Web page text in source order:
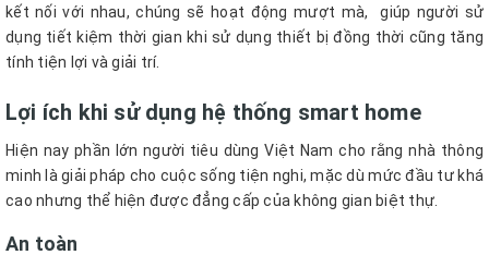
kết nối với nhau, chúng sẽ hoạt động mượt mà, giúp người sử
dụng tiết kiệm thời gian khi sử dụng thiết bị đồng thời cũng tăng
tính tiện lợi và giải trí.
Lợi ích khi sử dụng hệ thống smart home
Hiện nay phần lớn người tiêu dùng Việt Nam cho rằng nhà thông
minh là giải pháp cho cuộc sống tiện nghi, mặc dù mức đầu tư khá
cao nhưng thể hiện được đẳng cấp của không gian biệt thự.
An toàn